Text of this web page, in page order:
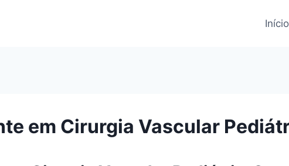
Início
em Cirurgia Vascular